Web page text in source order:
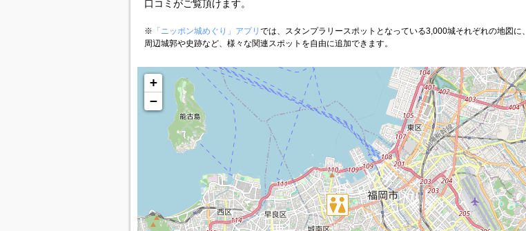
口コミがご覧頂けます。
※ 「ニッポン城めぐり」アプリ では、スタンプラリースポットとなっている3,000城それぞれの地図に、
周辺城郭や史跡など、様々な関連スポットを自由に追加できます。
+
−